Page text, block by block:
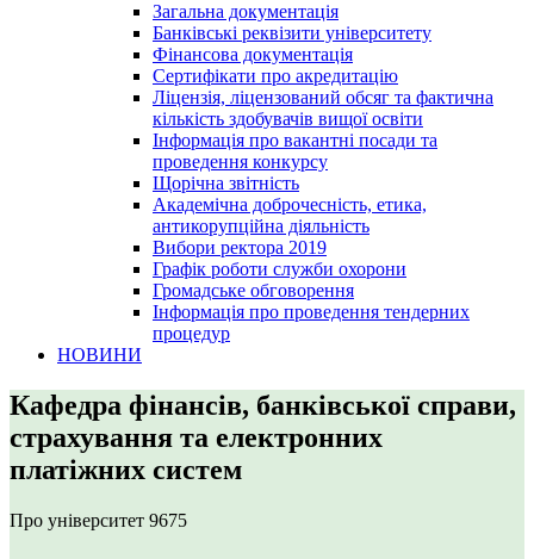
Загальна документація
Банківські реквізити університету
Фінансова документація
Сертифікати про акредитацію
Ліцензія, ліцензований обсяг та фактична
кількість здобувачів вищої освіти
Інформація про вакантні посади та
проведення конкурсу
Щорічна звітність
Академічна доброчесність, етика,
антикорупційна діяльність
Вибори ректора 2019
Графік роботи служби охорони
Громадське обговорення
Інформація про проведення тендерних
процедур
НОВИНИ
Кафедра фінансів, банківської справи,
страхування та електронних
платіжних систем
Про університет 9675